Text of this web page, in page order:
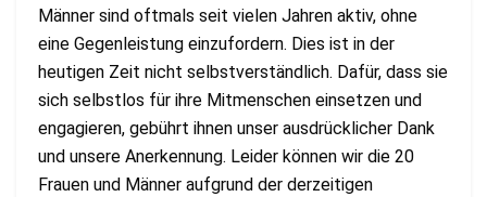
Männer sind oftmals seit vielen Jahren aktiv, ohne
eine Gegenleistung einzufordern. Dies ist in der
heutigen Zeit nicht selbstverständlich. Dafür, dass sie
sich selbstlos für ihre Mitmenschen einsetzen und
engagieren, gebührt ihnen unser ausdrücklicher Dank
und unsere Anerkennung. Leider können wir die 20
Frauen und Männer aufgrund der derzeitigen